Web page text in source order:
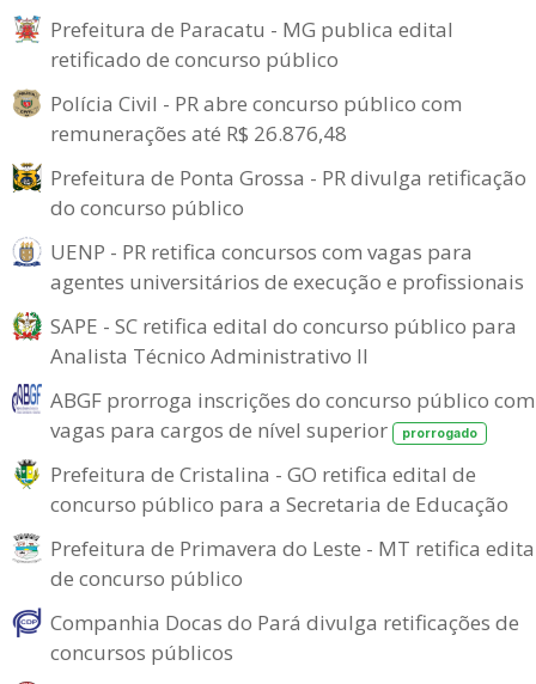
Prefeitura de Paracatu - MG publica edital
retificado de concurso público
Polícia Civil - PR abre concurso público com
remunerações até R$ 26.876,48
Prefeitura de Ponta Grossa - PR divulga retificação
do concurso público
UENP - PR retifica concursos com vagas para
agentes universitários de execução e profissionais
SAPE - SC retifica edital do concurso público para
Analista Técnico Administrativo II
ABGF prorroga inscrições do concurso público com
vagas para cargos de nível superior
prorrogado
Prefeitura de Cristalina - GO retifica edital de
concurso público para a Secretaria de Educação
Prefeitura de Primavera do Leste - MT retifica
de concurso público
Companhia Docas do Pará divulga retificações de
concursos públicos